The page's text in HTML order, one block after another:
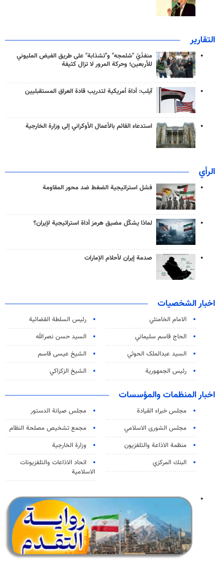
التقارير
منفذَيّ "شلمجه" و"تشذابة" على طريق الفيض المليوني
للأربعين؛ وحركة المرور لا تزال كثيفة
آيلب: أداة أمريكية لتدريب قادة العراق المستقبليين
استدعاء القائم بالأعمال الأوكراني إلى وزارة الخارجية
الرأي
فشل استراتيجية الضغط ضد محور المقاومة
لماذا يشكّل مضيق هرمز أداة استراتيجية لإيران؟
صدمة إيران لأحلام الإمارات
اخبار الشخصيات
الامام الخامنئي
رئیس السلطة القضائیة
الحاج قاسم سليماني
السيد حسن نصرالله
السید عبدالملک الحوثي
الشيخ عيسى قاسم
رئيس الجمهورية
الشيخ الزكزاكي
اخبار المنظمات والمؤسسات
مجلس خبراء القيادة
مجلس صيانة الدستور
مجلس الشورى الاسلامي
مجمع تشخيص مصلحة النظام
منظمة الاذاعة والتلفزیون
وزارة الخارجية
البنك المركزي
اتحاد الاذاعات والتلفزيونات
الاسلامية